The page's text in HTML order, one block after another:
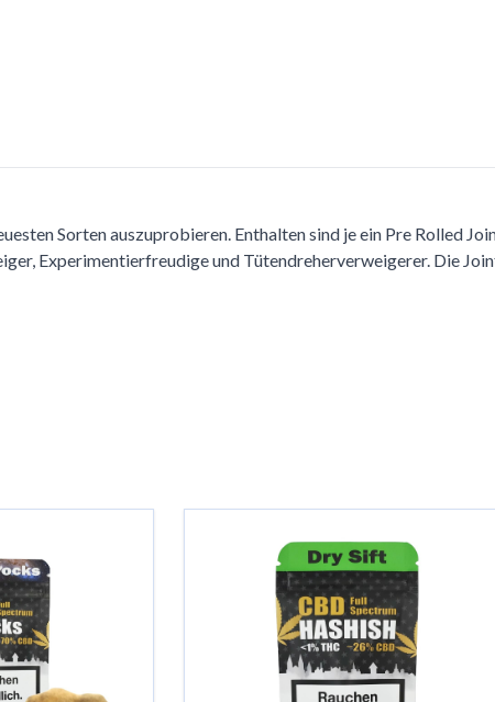
Sorten auszuprobieren. Enthalten sind je ein Pre Rolled
Experimentierfreudige und Tütendreherverweigerer. Die